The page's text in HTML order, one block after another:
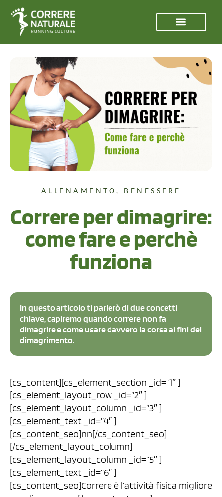
ALLENAMENTO , BENESSERE
Correre per dimagrire:
come fare e perchè
funziona
In questo articolo ti parlerò di due concetti
chiave, capiremo quando correre non fa
dimagrire e come usare davvero la corsa ai fini del
dimagrimento.
[cs_content][cs_element_section _id=”1″ ]
[cs_element_layout_row _id=”2″ ]
[cs_element_layout_column _id=”3″ ]
[cs_element_text _id=”4″ ]
[cs_content_seo]nn[/cs_content_seo]
[/cs_element_layout_column]
[cs_element_layout_column _id=”5″ ]
[cs_element_text _id=”6″ ]
[cs_content_seo]Correre è l’attività fisica migliore